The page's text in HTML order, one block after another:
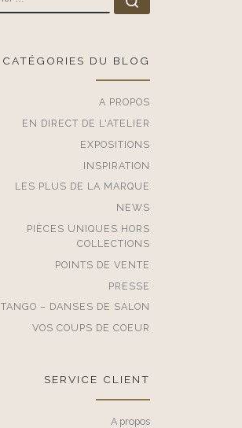
CATÉGORIES DU BLOG
A PROPOS
EN DIRECT DE L'ATELIER
EXPOSITIONS
INSPIRATION
LES PLUS DE LA MARQUE
NEWS
PIÈCES UNIQUES HORS
COLLECTIONS
POINTS DE VENTE
PRESSE
TANGO – DANSES DE SALON
VOS COUPS DE COEUR
SERVICE CLIENT
A propos